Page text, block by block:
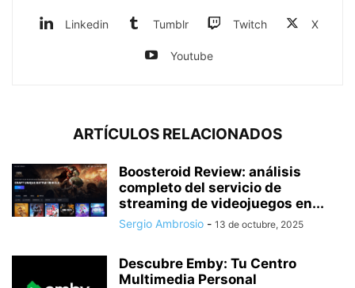
Linkedin Tumblr Twitch X
Youtube
ARTÍCULOS RELACIONADOS
Boosteroid Review: análisis
completo del servicio de
streaming de videojuegos en...
Sergio Ambrosio - 13 de octubre, 2025
Descubre Emby: Tu Centro
Multimedia Personal